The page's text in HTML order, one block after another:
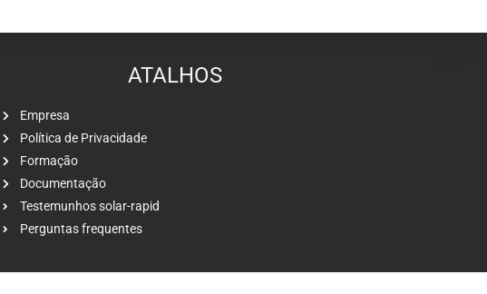
ATALHOS
Empresa
Política de Privacidade
Formação
Documentação
Testemunhos solar-rapid
Perguntas frequentes